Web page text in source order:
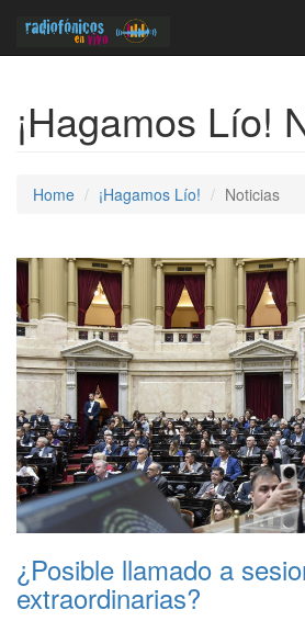
¡Hagamos Lío!
Home ¡Hagamos Lío! Noticias
¿Posible llamado a
extraordinarias?